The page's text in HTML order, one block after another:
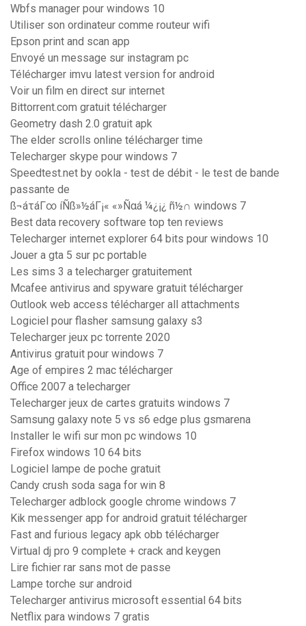
Wbfs manager pour windows 10
Utiliser son ordinateur comme routeur wifi
Epson print and scan app
Envoyé un message sur instagram pc
Télécharger imvu latest version for android
Voir un film en direct sur internet
Bittorrent.com gratuit télécharger
Geometry dash 2.0 gratuit apk
The elder scrolls online télécharger time
Telecharger skype pour windows 7
Speedtest.net by ookla - test de débit - le test de bande
passante de
ß¬áτáΓ∞ íÑß»½áΓ¡« «»Ñαá ¼¿¡¿ ñ½∩ windows 7
Best data recovery software top ten reviews
Telecharger internet explorer 64 bits pour windows 10
Jouer a gta 5 sur pc portable
Les sims 3 a telecharger gratuitement
Mcafee antivirus and spyware gratuit télécharger
Outlook web access télécharger all attachments
Logiciel pour flasher samsung galaxy s3
Telecharger jeux pc torrente 2020
Antivirus gratuit pour windows 7
Age of empires 2 mac télécharger
Office 2007 a telecharger
Telecharger jeux de cartes gratuits windows 7
Samsung galaxy note 5 vs s6 edge plus gsmarena
Installer le wifi sur mon pc windows 10
Firefox windows 10 64 bits
Logiciel lampe de poche gratuit
Candy crush soda saga for win 8
Telecharger adblock google chrome windows 7
Kik messenger app for android gratuit télécharger
Fast and furious legacy apk obb télécharger
Virtual dj pro 9 complete + crack and keygen
Lire fichier rar sans mot de passe
Lampe torche sur android
Telecharger antivirus microsoft essential 64 bits
Netflix para windows 7 gratis